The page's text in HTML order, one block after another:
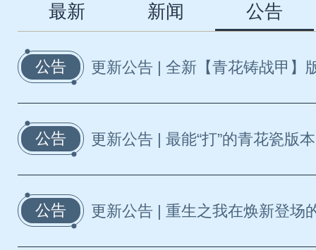
最新 新闻 公告
公告 更新公告 | 全新【青花铸战甲】
公告 更新公告 | 最能“打”的青花瓷版
公告 更新公告 | 重生之我在焕新登场